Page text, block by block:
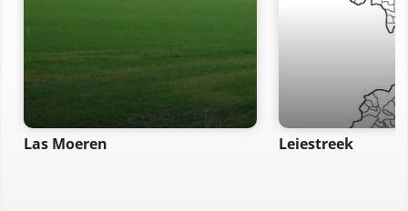
Las Moeren Leiestreek